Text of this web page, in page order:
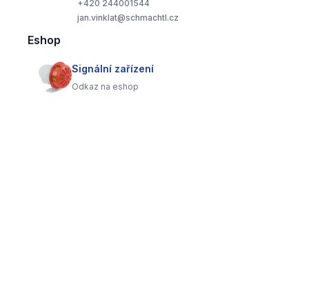
+420 244001544
jan.vinklat@schmachtl.cz
Eshop
Signální zařízení
Odkaz na eshop